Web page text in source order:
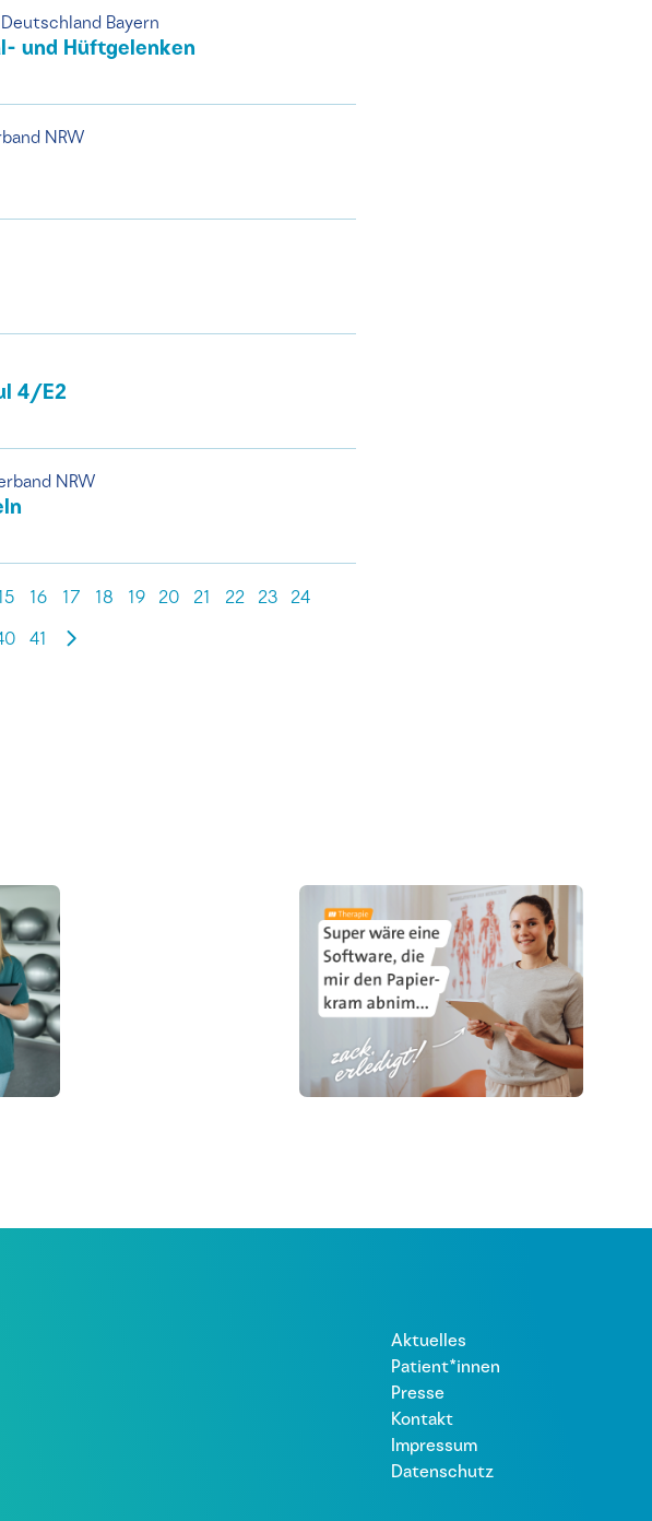
Bayern
und Hüftgelenken
NRW
4/E2
NRW
16 17 18 19 20 21 22 23 24
41
Aktuelles
Patient*innen
Presse
Kontakt
Impressum
Datenschutz